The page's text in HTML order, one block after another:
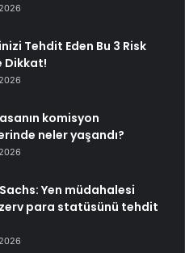
Tehdit Eden Bu 3 Risk
Dikkat!
komisyon
neler yaşandı?
Yen müdahalesi
para statüsünü tehdit